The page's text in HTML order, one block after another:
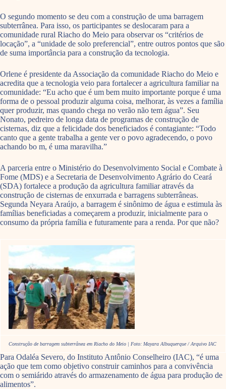
O segundo momento se deu com a construção de uma barragem
subterrânea. Para isso, os participantes se deslocaram para a
comunidade rural Riacho do Meio para observar os “critérios de
locação”, a “unidade de solo preferencial”, entre outros pontos que são
de suma importância para a construção da tecnologia.
Orlene é presidente da Associação da comunidade Riacho do Meio e
acredita que a tecnologia veio para fortalecer a agricultura familiar na
comunidade: “Eu acho que é um bem muito importante porque é uma
forma de o pessoal produzir alguma coisa, melhorar, às vezes a família
quer produzir, mas quando chega no verão não tem água”. Seu
Nonato, pedreiro de longa data de programas de construção de
cisternas, diz que a felicidade dos beneficiados é contagiante: “Todo
canto que a gente trabalha a gente ver o povo agradecendo, o povo
achando bo m, é uma maravilha.”
A parceria entre o Ministério do Desenvolvimento Social e Combate à
Fome (MDS) e a Secretaria de Desenvolvimento Agrário do Ceará
(SDA) fortalece a produção da agricultura familiar através da
construção de cisternas de enxurrada e barragens subterrâneas.
Segunda Neyara Araújo, a barragem é sinônimo de água e estimula às
famílias beneficiadas a começarem a produzir, inicialmente para o
consumo da própria família e futuramente para a renda. Por que não?
Construção de barragem subterrânea em Riacho do Meio | Foto: Mayara Albuquerque / Arquivo IAC
Para Odaléa Severo, do Instituto Antônio Conselheiro (IAC), “é uma
ação que tem como objetivo construir caminhos para a convivência
com o semiárido através do armazenamento de água para produção de
alimentos”.